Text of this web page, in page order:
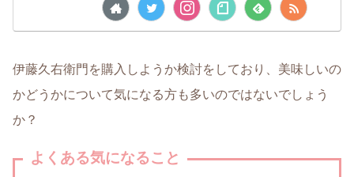
伊藤久右衛門を購入しようか検討をしており、美味しいの
かどうかについて気になる方も多いのではないでしょう
か？
よくある気になること